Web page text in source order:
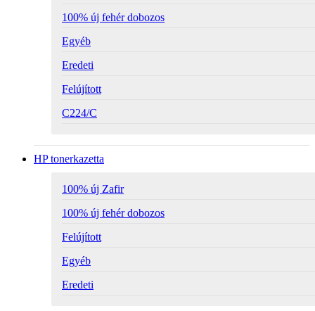
100% új fehér dobozos
Egyéb
Eredeti
Felújított
C224/C
HP tonerkazetta
100% új Zafir
100% új fehér dobozos
Felújított
Egyéb
Eredeti